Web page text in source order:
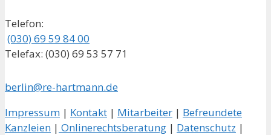
Telefon:
(030) 69 59 84 00
Telefax: (030) 69 53 57 71
berlin@re-hartmann.de
Impressum | Kontakt | Mitarbeiter | Befreundete
Kanzleien | Onlinerechtsberatung | Datenschutz |